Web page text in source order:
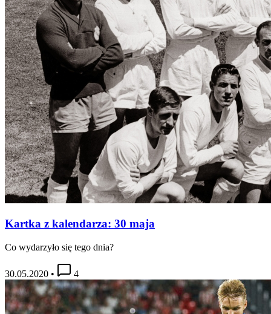
Kartka z kalendarza: 30 maja
Co wydarzyło się tego dnia?
30.05.2020 • 4